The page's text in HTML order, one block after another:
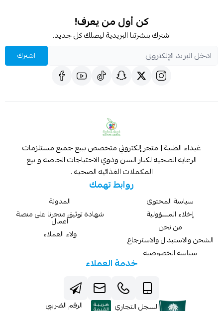
كن أول من يعرف!
اشترك بنشرتنا البريدية ليصلك كل جديد.
اشترك
غيداء الطبية | متجر إلكتروني متخصص ببيع جميع مستلزمات
الرعايه الصحيه لكبار السن وذوي الاحتياجات الخاصه و بيع
المكملات الغذائيه الصحيه .
روابط تهمك
سياسة المحتوى
إخلاء المسؤولية
من نحن
الشحن والاستبدال والاسترجاع
سياسه الخصوصيه
المدونة
شهادة توثيق متجرنا على منصة
أعمال
ولاء العملاء
خدمة العملاء
السجل التجاري
الرقم الضريبي